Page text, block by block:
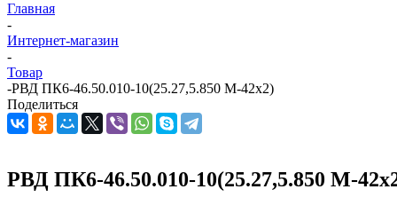
Главная
-
Интернет-магазин
-
Товар
-РВД ПК6-46.50.010-10(25.27,5.850 М-42х2)
Поделиться
РВД ПК6-46.50.010-10(25.27,5.850 М-